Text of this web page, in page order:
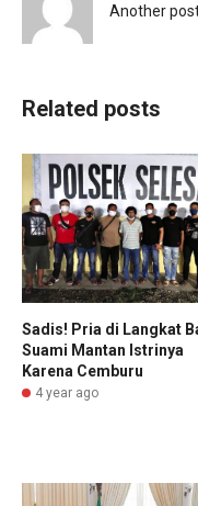
Another
Related posts
Sadis! Pria di Langkat
Suami Mantan Istrinya
Karena Cemburu
4 year ago